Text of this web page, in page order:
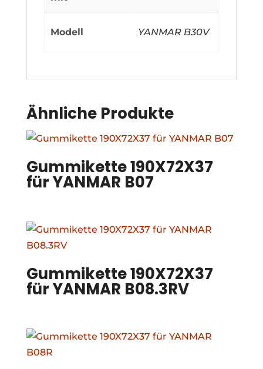
Modell YANMAR B30V
Ähnliche Produkte
Gummikette 190X72X37
für YANMAR B07
Gummikette 190X72X37
für YANMAR B08.3RV